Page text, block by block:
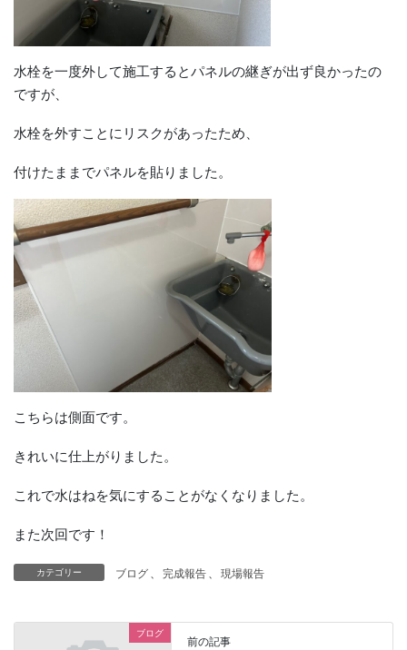
水栓を一度外して施工するとパネルの継ぎが出ず良かったの
ですが、
水栓を外すことにリスクがあったため、
付けたままでパネルを貼りました。
こちらは側面です。
きれいに仕上がりました。
これで水はねを気にすることがなくなりました。
また次回です！
カテゴリー ブログ 完成報告 現場報告
ブログ 前の記事